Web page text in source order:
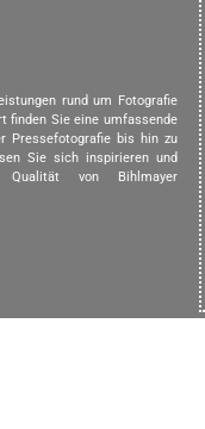
rund um Fotografie
finden Sie eine umfassende
Pressefotografie bis hin zu
Sie sich inspirieren und
von Bihlmayer